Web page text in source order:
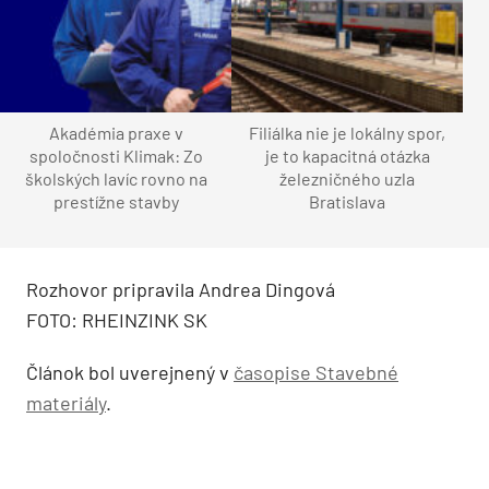
Akadémia praxe v
spoločnosti Klimak: Zo
školských lavíc rovno na
prestížne stavby
Filiálka nie je lokálny spor,
je to kapacitná otázka
železničného uzla
Bratislava
Rozhovor pripravila Andrea Dingová
FOTO: RHEINZINK SK
Článok bol uverejnený v časopise Stavebné
materiály.